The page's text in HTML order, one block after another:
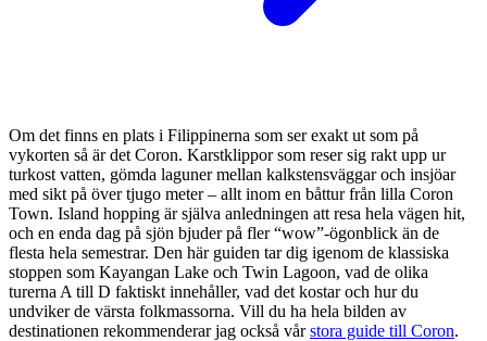
Om det finns en plats i Filippinerna som ser exakt ut som på
vykorten så är det Coron. Karstklippor som reser sig rakt upp ur
turkost vatten, gömda laguner mellan kalkstensväggar och insjöar
med sikt på över tjugo meter – allt inom en båttur från lilla Coron
Town. Island hopping är själva anledningen att resa hela vägen hit,
och en enda dag på sjön bjuder på fler “wow”-ögonblick än de
flesta hela semestrar. Den här guiden tar dig igenom de klassiska
stoppen som Kayangan Lake och Twin Lagoon, vad de olika
turerna A till D faktiskt innehåller, vad det kostar och hur du
undviker de värsta folkmassorna. Vill du ha hela bilden av
destinationen rekommenderar jag också vårstora guide till Coron.